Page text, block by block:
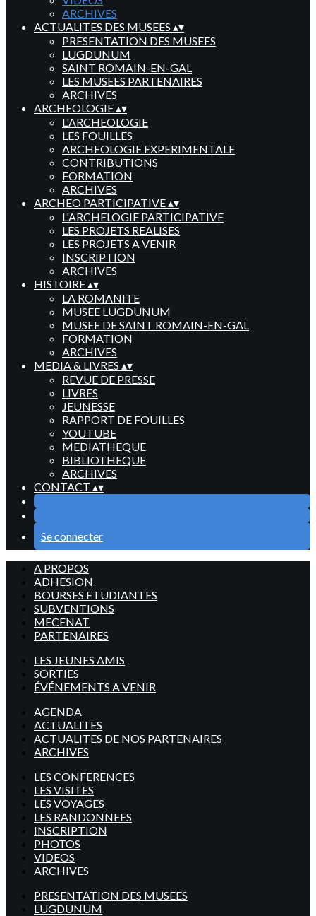
ARCHIVES
ACTUALITES DES MUSEES ▴▾
PRESENTATION DES MUSEES
LUGDUNUM
SAINT ROMAIN-EN-GAL
LES MUSEES PARTENAIRES
ARCHIVES
ARCHEOLOGIE▴▾
L'ARCHEOLOGIE
LES FOUILLES
ARCHEOLOGIE EXPERIMENTALE
CONTRIBUTIONS
FORMATION
ARCHIVES
ARCHEO PARTICIPATIVE▴▾
L'ARCHELOGIE PARTICIPATIVE
LES PROJETS REALISES
LES PROJETS A VENIR
INSCRIPTION
ARCHIVES
HISTOIRE▴▾
LA ROMANITE
MUSEE LUGDUNUM
MUSEE DE SAINT ROMAIN-EN-GAL
FORMATION
ARCHIVES
MEDIA & LIVRES ▴▾
REVUE DE PRESSE
LIVRES
JEUNESSE
RAPPORT DE FOUILLES
YOUTUBE
MEDIATHEQUE
BIBLIOTHEQUE
ARCHIVES
CONTACT ▴▾
Se connecter
A PROPOS
ADHESION
BOURSES ETUDIANTES
SUBVENTIONS
MECENAT
PARTENAIRES
LES JEUNES AMIS
SORTIES
ÉVÉNEMENTS A VENIR
AGENDA
ACTUALITES
ACTUALITES DE NOS PARTENAIRES
ARCHIVES
LES CONFERENCES
LES VISITES
LES VOYAGES
LES RANDONNEES
INSCRIPTION
PHOTOS
VIDEOS
ARCHIVES
PRESENTATION DES MUSEES
LUGDUNUM